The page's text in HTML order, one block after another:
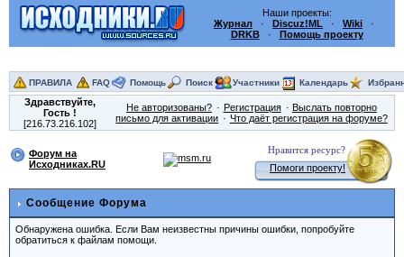
Наши проекты:
Журнал · Discuz!ML · Wiki ·
DRKB· Помощь проекту
ПРАВИЛА FAQ Помощь Поиск Участники Календарь
Здравствуйте,
Гость!
[216.73.216.102]
Не авторизованы? Регистрация
Выслать повторно
письмо для активации
Что даёт регистрация на форуме?
Форум на
Исходниках.RU
Нравится ресурс?
Помоги проекту!
Сообщение Форума
Обнаружена ошибка. Если Вам неизвестны причины ошибки, попробуйте
обратиться к файлам помощи.